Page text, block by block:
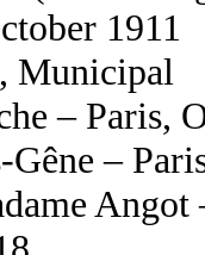
1911
Municipal
– Paris,
Gêne –
Angot